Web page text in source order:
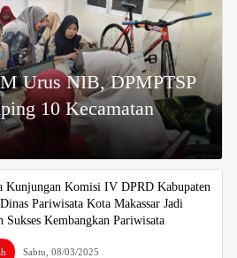
Urus NIB, DPMPTSP
10 Kecamatan
Kunjungan Komisi IV DPRD Kabupaten
Pariwisata Kota Makassar Jadi
Sukses Kembangkan Pariwisata
Sabtu, 08/03/2025